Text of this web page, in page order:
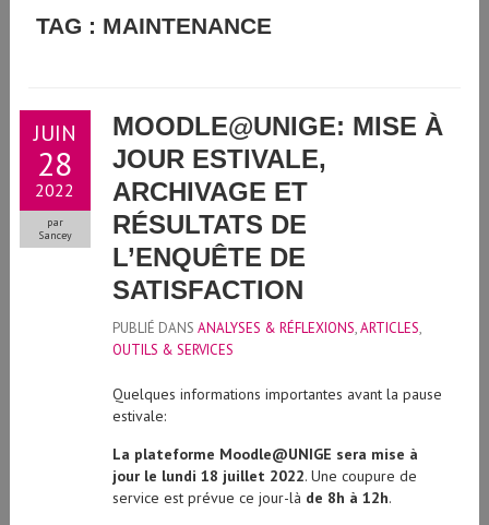
GUIDE D'UTILISATION DE L'INTELLIGENCE ARTIFICIELLE
TAG : MAINTENANCE
JUIN
28
2022
par
Sancey
MOODLE@UNIGE: MISE À
JOUR ESTIVALE,
ARCHIVAGE ET
RÉSULTATS DE
L’ENQUÊTE DE
SATISFACTION
PUBLIÉ DANS ANALYSES & RÉFLEXIONS,ARTICLES,
OUTILS & SERVICES
Quelques informations importantes avant la pause
estivale:
La plateforme Moodle@UNIGE sera mise à
jour le lundi 18 juillet 2022. Une coupure de
service est prévue ce jour-là de 8h à 12h.